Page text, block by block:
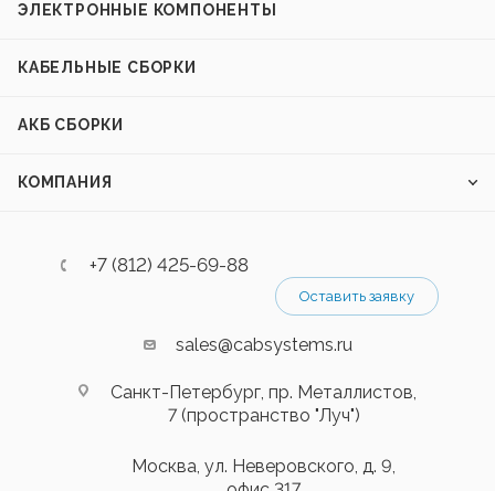
ЭЛЕКТРОННЫЕ КОМПОНЕНТЫ
КАБЕЛЬНЫЕ СБОРКИ
АКБ СБОРКИ
КОМПАНИЯ
+7 (812) 425-69-88
Оставить заявку
sales@cabsystems.ru
Санкт-Петербург, пр. Металлистов,
7 (пространство "Луч")
Москва, ул. Неверовского, д. 9,